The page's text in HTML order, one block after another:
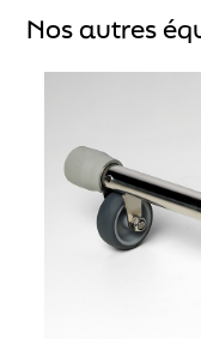
Nos autres